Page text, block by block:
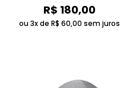
R$ 180,00
ou 3x de R$ 60,00 sem juros